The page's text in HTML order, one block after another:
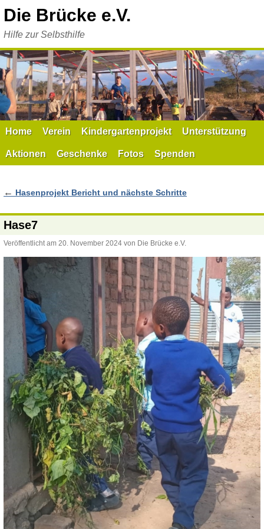
Inhalt
Die Brücke e.V.
Hilfe zur Selbsthilfe
Home Verein Kindergartenprojekt Unterstützung
Aktionen Geschenke Fotos Spenden
← Hasenprojekt Bericht und nächste Schritte
Hase7
Veröffentlicht am 20. November 2024 von Die Brücke e.V.